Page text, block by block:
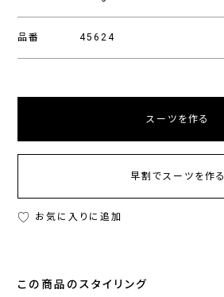
品番 45624
スーツを作る
早割でスーツを作る
お気に入りに追加
この商品のスタイリング